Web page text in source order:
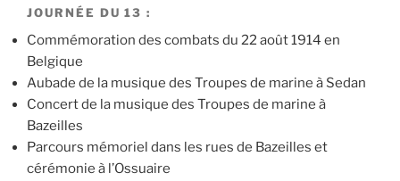
JOURNÉE DU 13 :
Commémoration des combats du 22 août 1914 en
Belgique
Aubade de la musique des Troupes de marine à Sedan
Concert de la musique des Troupes de marine à
Bazeilles
Parcours mémoriel dans les rues de Bazeilles et
cérémonie à l’Ossuaire